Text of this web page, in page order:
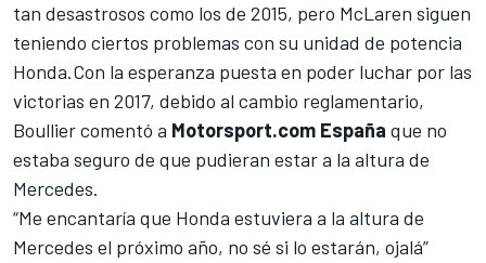
tan desastrosos como los de 2015, pero McLaren siguen
teniendo ciertos problemas con su unidad de potencia
Honda.Con la esperanza puesta en poder luchar por las
victorias en 2017, debido al cambio reglamentario,
Boullier comentó a Motorsport.com España que no
estaba seguro de que pudieran estar a la altura de
Mercedes.
“Me encantaría que Honda estuviera a la altura de
Mercedes el próximo año, no sé si lo estarán, ojalá”